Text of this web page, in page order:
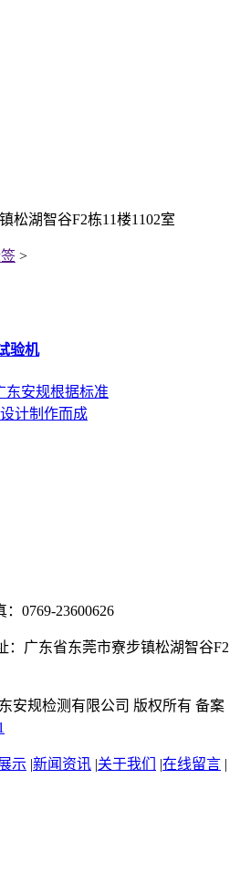
松湖智谷F2栋11楼1102室
>
验机
东安规根据标准
计制作而成
：0769-23600626
：广东省东莞市寮步镇松湖智谷F2
安规检测有限公司 版权所有 备案
示 |新闻资讯 |关于我们 |在线留言 |